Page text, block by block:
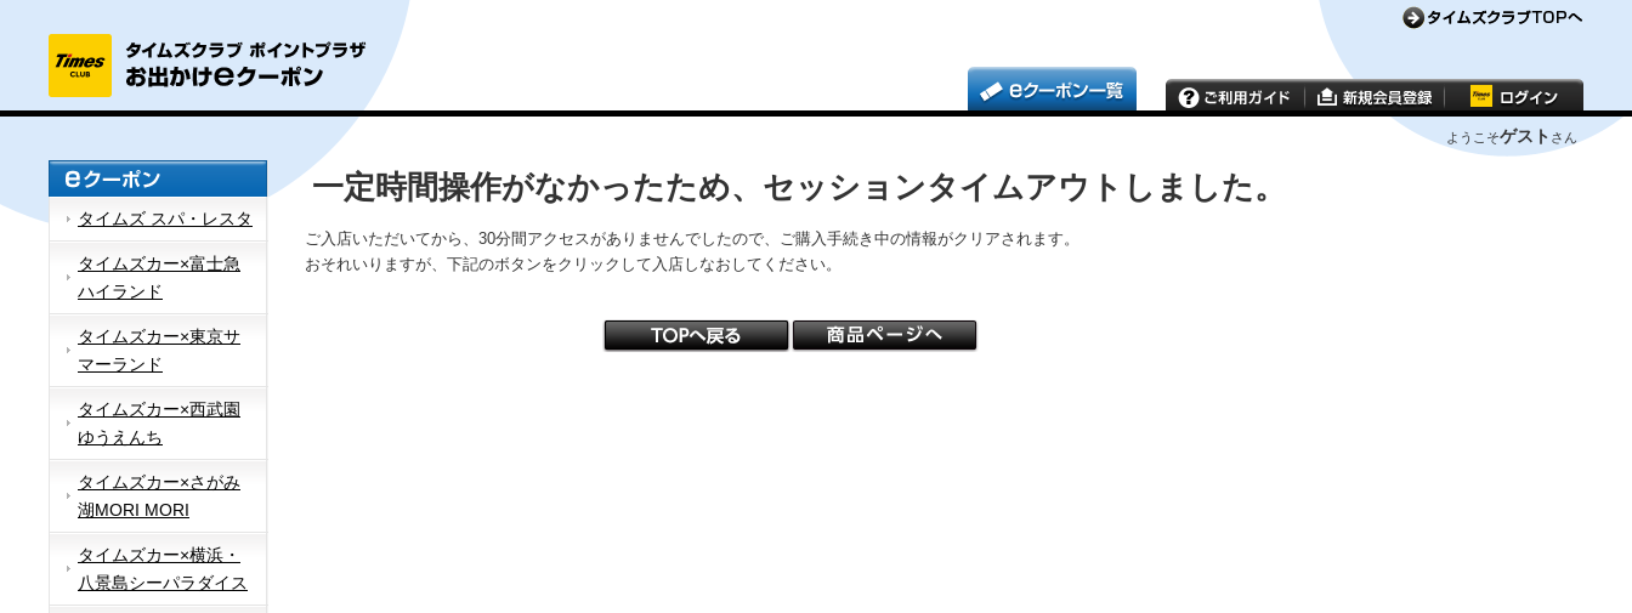
ようこそゲスト さん
タイムズ スパ・レスタ
タイムズカー×富士急
ハイランド
タイムズカー×東京サ
マーランド
タイムズカー×西武園
ゆうえんち
タイムズカー×さがみ
湖MORI MORI
タイムズカー×横浜・
八景島シーパラダイス
一定時間操作がなかったため、セッションタイムアウトしました。
ご入店いただいてから、30分間アクセスがありませんでしたので、ご購入手続き中の情報がクリアされます。
おそれいりますが、下記のボタンをクリックして入店しなおしてください。